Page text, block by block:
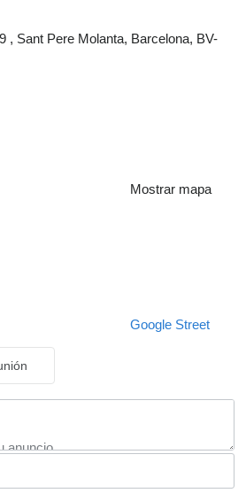
, Sant Pere Molanta, Barcelona, BV-
Mostrar mapa
Google Street